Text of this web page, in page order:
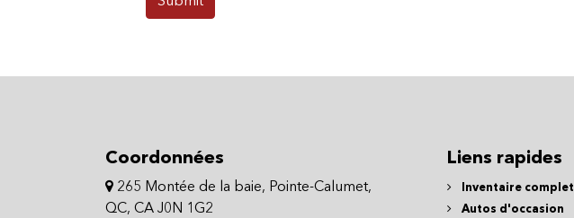
Coordonnées
265 Montée de la baie, Pointe-Calumet,
QC, CA J0N 1G2
Liens rapides
Inventaire complet
Autos d'occasion